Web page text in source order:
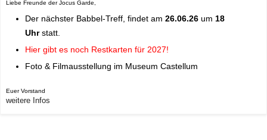
Liebe Freunde der Jocus Garde,
Der nächster Babbel-Treff, findet am 26.06.26um 18
Uhrstatt.
Hier gibt es noch Restkarten für 2027!
Foto & Filmausstellung im Museum Castellum
Euer Vorstand
weitere Infos